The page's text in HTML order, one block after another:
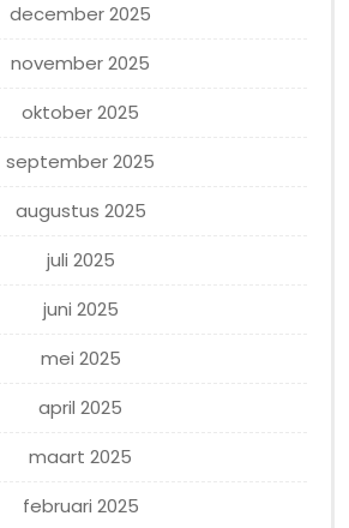
december 2025
november 2025
oktober 2025
september 2025
augustus 2025
juli 2025
juni 2025
mei 2025
april 2025
maart 2025
februari 2025